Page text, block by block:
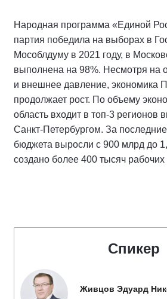
Народная программа «Единой
партия победила на выборах в
Мособлдуму в 2021 году, в
выполнена на 98%. Несмотря на
и внешнее давление, экономика
продолжает рост. По объему
область входит в топ-3 регионов
Санкт-Петербургом. За
бюджета выросли с 900 млрд до
создано более 400 тысяч рабочих
Спикер
Живцов Эдуард